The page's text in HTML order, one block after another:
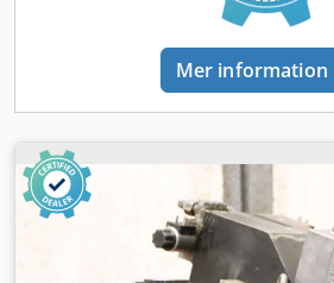
Mer information